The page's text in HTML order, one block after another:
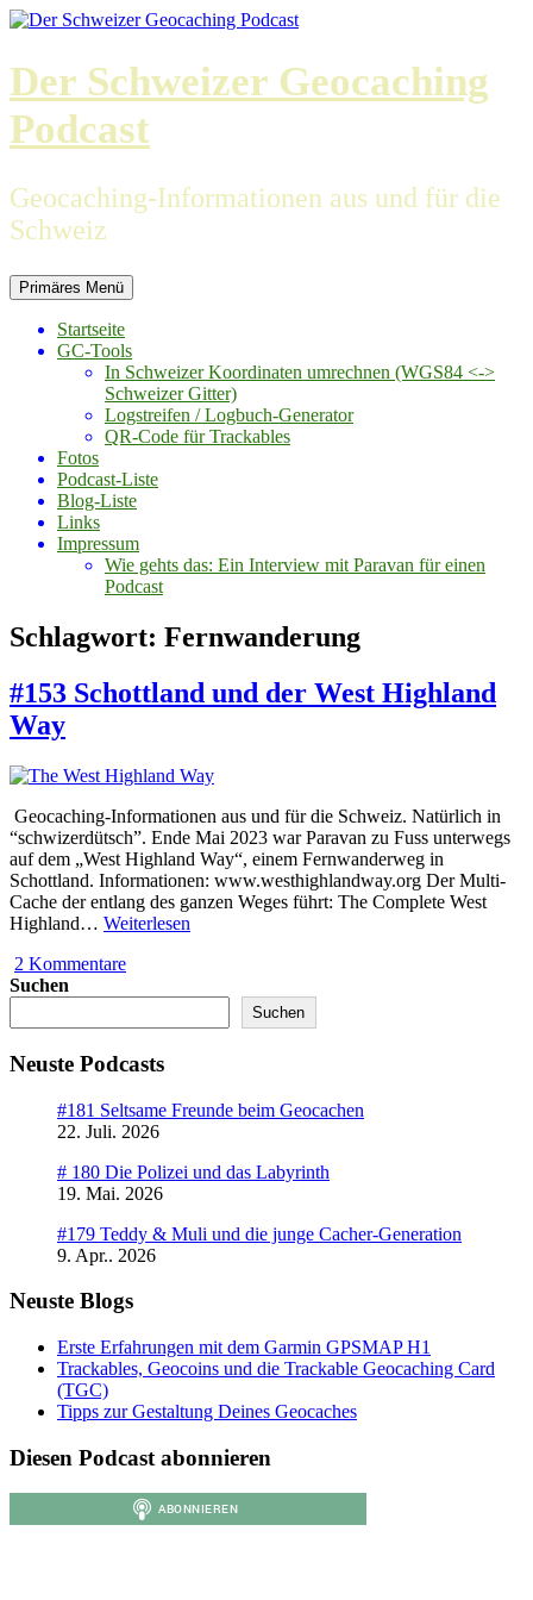
Zum
Der Schweizer Geocaching
Podcast
Geocaching-Informationen aus und für die
Schweiz
Primäres Menü
Startseite
GC-Tools
In Schweizer Koordinaten umrechnen (WGS84 <->
Schweizer Gitter)
Logstreifen / Logbuch-Generator
QR-Code für Trackables
Fotos
Podcast-Liste
Blog-Liste
Links
Impressum
Wie gehts das: Ein Interview mit Paravan für einen
Podcast
Schlagwort: Fernwanderung
#153 Schottland und der West Highland
Way
Geocaching-Informationen aus und für die Schweiz. Natürlich in
“schwizerdütsch”. Ende Mai 2023 war Paravan zu Fuss unterwegs
auf dem „West Highland Way“, einem Fernwanderweg in
Schottland. Informationen: www.westhighlandway.org Der Multi-
Cache der entlang des ganzen Weges führt: The Complete West
Highland… Weiterlesen
Highland
2 Kommentare
Suchen
Suchen
Neuste Podcasts
#181 Seltsame Freunde beim Geocachen
22. Juli. 2026
# 180 Die Polizei und das Labyrinth
19. Mai. 2026
#179 Teddy & Muli und die junge Cacher-Generation
9. Apr.. 2026
Neuste Blogs
Erste Erfahrungen mit dem Garmin GPSMAP H1
Trackables, Geocoins und die Trackable Geocaching Card
(TGC)
Tipps zur Gestaltung Deines Geocaches
Diesen Podcast abonnieren